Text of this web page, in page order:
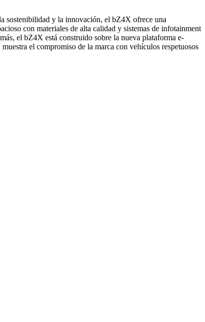
sostenibilidad y la innovación, el bZ4X ofrece una
con materiales de alta calidad y sistemas de infotainment
el bZ4X está construido sobre la nueva plataforma e-
el compromiso de la marca con vehículos respetuosos